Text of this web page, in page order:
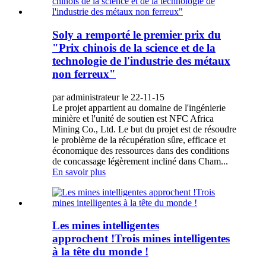
Soly a remporté le premier prix du
"Prix chinois de la science et de la
technologie de l'industrie des métaux
non ferreux"
par administrateur le 22-11-15
Le projet appartient au domaine de l'ingénierie
minière et l'unité de soutien est NFC Africa
Mining Co., Ltd. Le but du projet est de résoudre
le problème de la récupération sûre, efficace et
économique des ressources dans des conditions
de concassage légèrement incliné dans Cham...
En savoir plus
Les mines intelligentes
approchent !Trois mines intelligentes
à la tête du monde !